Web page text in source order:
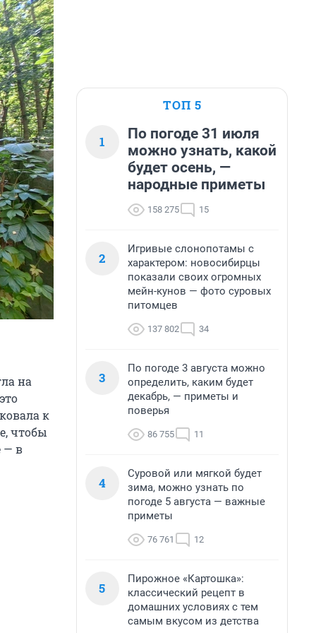
на
к
чтобы
— в
ТОП 5
1
По погоде 31 июля
можно узнать, какой
будет осень, —
народные приметы
158 275 15
2
Игривые слонопотамы с
характером: новосибирцы
показали своих огромных
мейн-кунов — фото суровых
питомцев
137 802 34
3
По погоде 3 августа можно
определить, каким будет
декабрь, — приметы и
поверья
86 755 11
4
Суровой или мягкой будет
зима, можно узнать по
погоде 5 августа — важные
приметы
76 761 12
5
Пирожное «Картошка»:
классический рецепт в
домашних условиях с тем
самым вкусом из детства